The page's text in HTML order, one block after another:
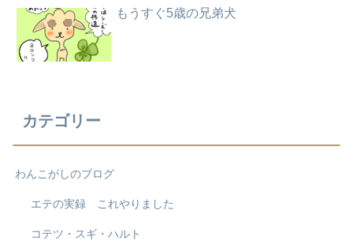
もうすぐ5歳の兄弟犬
カテゴリー
わんこがしのブログ
エテの実録 これやりました
コテツ・スギ・ハルト